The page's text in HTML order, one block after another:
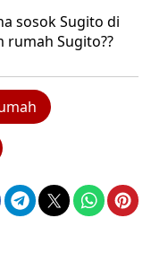
sosok Sugito di
rumah Sugito??